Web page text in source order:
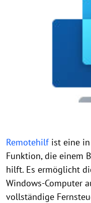
Remotehilfist eine in
Funktion, die einem
hilft. Es ermöglicht
Windows-Computer
vollständige